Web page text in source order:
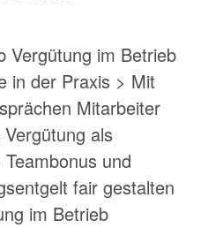
Vergütung im Betrieb
in der Praxis > Mit
Mitarbeiter
als
und
fair gestalten
im Betrieb